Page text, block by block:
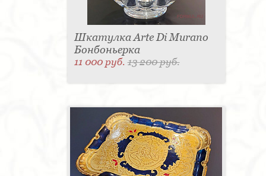
Шкатулка Arte Di Murano
Бонбоньерка
11 000 руб.13 200 руб.